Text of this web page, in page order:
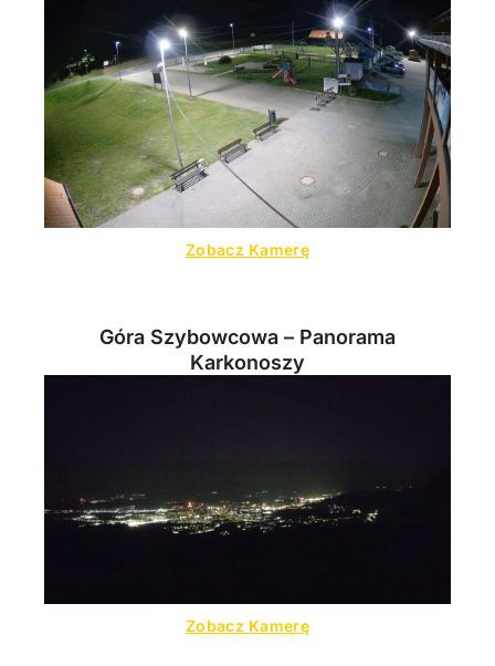
Zobacz Kamerę
Góra Szybowcowa – Panorama
Karkonoszy
Zobacz Kamerę